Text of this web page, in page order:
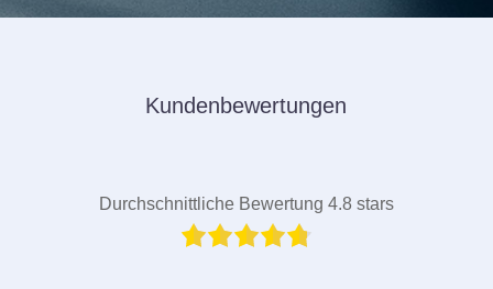
Kundenbewertungen
Durchschnittliche Bewertung 4.8 stars